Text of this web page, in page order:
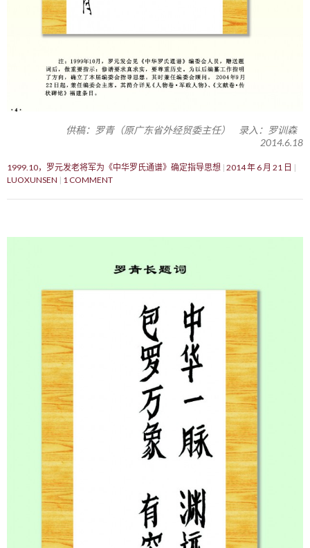
供稿：罗青（原广东省外经贸委主任） 录入：罗训森
2014.6.18
1999.10，罗元发老将军为《中华罗氏通谱》确定指导思想 2014 年 6 月 21 日
LUOXUNSEN
1 COMMENT